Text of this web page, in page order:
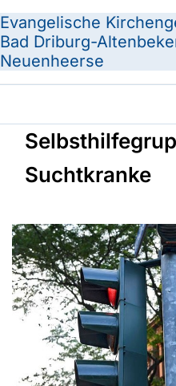
Evangelische
Bad Driburg-
Neuenheerse
Suchtkranke